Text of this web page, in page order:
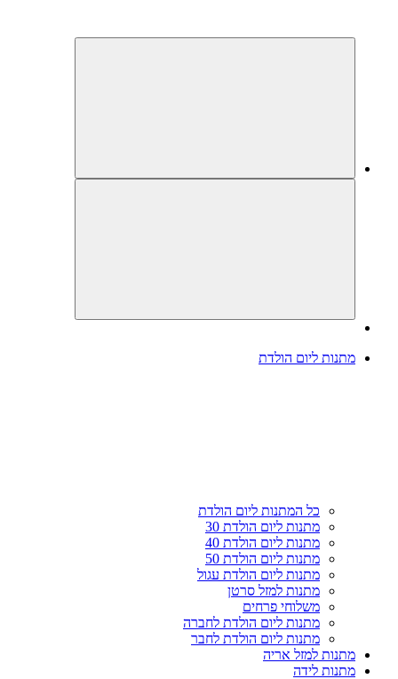
מתנות ליום הולדת
כל המתנות ליום הולדת
מתנות ליום הולדת 30
מתנות ליום הולדת 40
מתנות ליום הולדת 50
מתנות ליום הולדת עגול
מתנות למזל סרטן
משלוחי פרחים
מתנות ליום הולדת לחברה
מתנות ליום הולדת לחבר
מתנות למזל אריה
מתנות לידה